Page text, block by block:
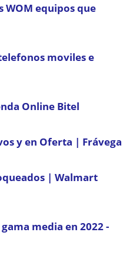
WOM equipos que
moviles e
Online Bitel
y en Oferta | Frávega
| Walmart
media en 2022 -